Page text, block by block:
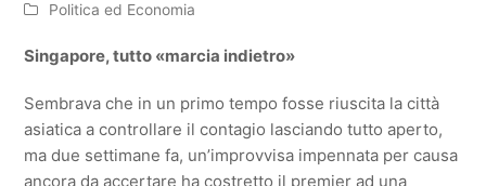
Politica ed Economia
Singapore, tutto «marcia indietro»
Sembrava che in un primo tempo fosse riuscita la città
asiatica a controllare il contagio lasciando tutto aperto,
ma due settimane fa, un’improvvisa impennata per causa
ancora da accertare ha costretto il premier ad una